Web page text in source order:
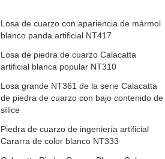
Losa de cuarzo con apariencia de mármol
blanco panda artificial NT417
Losa de piedra de cuarzo Calacatta
artificial blanca popular NT310
Losa grande NT361 de la serie Calacatta
de piedra de cuarzo con bajo contenido de
sílice
Piedra de cuarzo de ingeniería artificial
Cararra de color blanco NT333